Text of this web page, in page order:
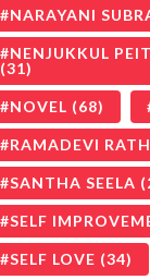
NARAYANI
NENJUKKUL
(31)
NOVEL (68)
RAMADEVI
SANTHA SEELA
SELF
SELF LOVE (34)